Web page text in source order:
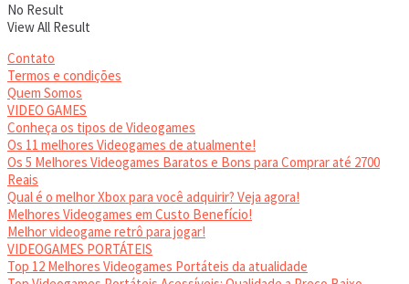
No Result
View All Result
Contato
Termos e condições
Quem Somos
VIDEO GAMES
Conheça os tipos de Videogames
Os 11 melhores Videogames de atualmente!
Os 5 Melhores Videogames Baratos e Bons para Comprar até 2700
Reais
Qual é o melhor Xbox para você adquirir? Veja agora!
Melhores Videogames em Custo Benefício!
Melhor videogame retrô para jogar!
VIDEOGAMES PORTÁTEIS
Top 12 Melhores Videogames Portáteis da atualidade